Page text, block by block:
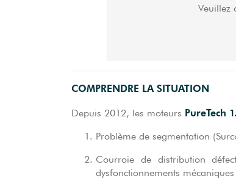
Veuillez
COMPRENDRE LA SITUATION
Depuis 2012, les moteurs PureTech
Problème de segmentation
Courroie de distribution
dysfonctionnements